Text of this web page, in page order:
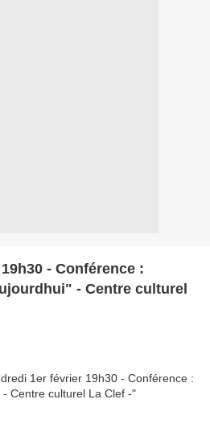
- Conférence :
- Centre culturel